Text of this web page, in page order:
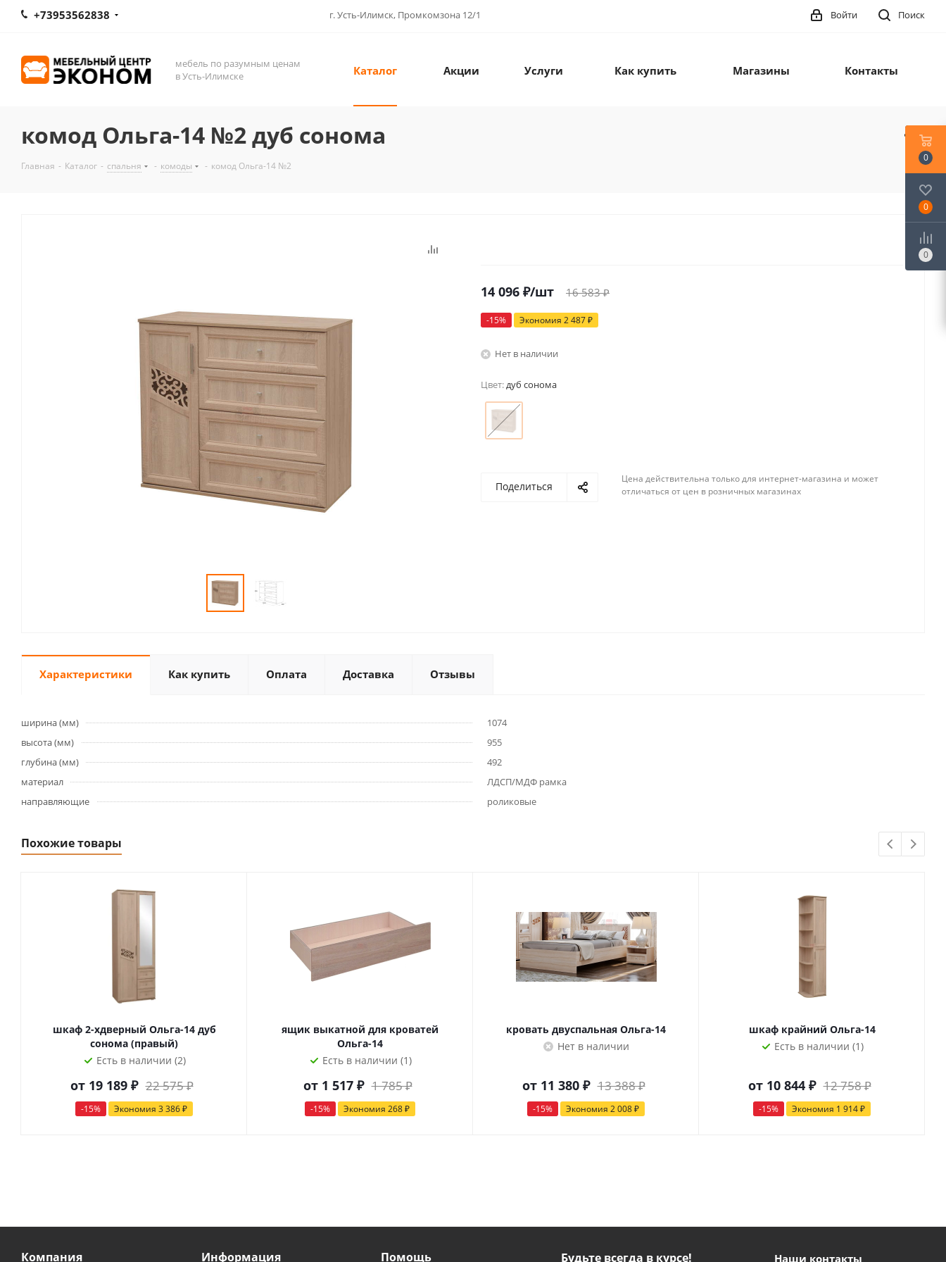
+73953562838 г. Усть-Илимск, Промкомзона 12/1 Поиск
Войти
мебель по разумным ценам
в Усть-Илимске
Каталог Акции Услуги Как купить Магазины Контакты
комод Ольга-14 №2 дуб сонома
Главная - Каталог - спальня - комоды - комод Ольга-14 №2
14 096 ₽/шт 16 583₽
-15% Экономия 2 487₽
Нет в наличии
Цвет:дуб сонома
Поделиться
Цена действительна только для интернет-магазина и может
отличаться от цен в розничных магазинах
Характеристики Как купить Оплата Доставка Отзывы
ширина (мм)
1074
высота (мм)
955
глубина (мм)
492
материал
ЛДСП/МДФ рамка
направляющие
роликовые
Похожие товары
шкаф 2-хдверный Ольга-14 дуб
сонома (правый)
Есть в наличии (2)
от 19 189 ₽ 22 575 ₽
-15% Экономия 3 386 ₽
ящик выкатной для кроватей
Ольга-14
Есть в наличии (1)
от 1 517 ₽ 1 785 ₽
-15% Экономия 268 ₽
кровать двуспальная Ольга-14
Нет в наличии
от 11 380 ₽ 13 388 ₽
-15% Экономия 2 008 ₽
шкаф крайний Ольга-14
Есть в наличии (1)
от 10 844 ₽ 12 758 ₽
-15% Экономия 1 914 ₽
Компания Информация Помощь Будьте всегда в курсе! Наши контакты
0
0
0